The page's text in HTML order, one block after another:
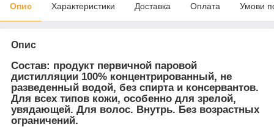
Опис Характеристики Доставка Оплата Умови
Опис
Состав: продукт первичной паровой
дистилляции 100% концентрированный, не
разведенный водой, без спирта и консервантов.
Для всех типов кожи, особенно для зрелой,
увядающей. Для волос. Внутрь. Без возрастных
ограничений.